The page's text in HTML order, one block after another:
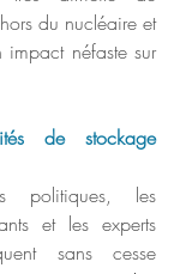
du nucléaire et
impact néfaste sur
de stockage
politiques, les
et les experts
sans cesse